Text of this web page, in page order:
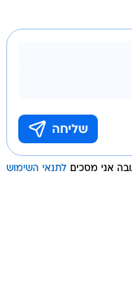
אני מסכים לתנאי השימוש